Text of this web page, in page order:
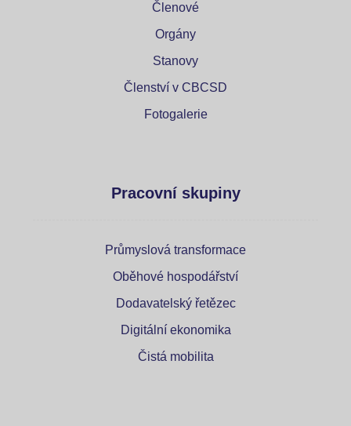
Členové
Orgány
Stanovy
Členství v CBCSD
Fotogalerie
Pracovní skupiny
Průmyslová transformace
Oběhové hospodářství
Dodavatelský řetězec
Digitální ekonomika
Čistá mobilita